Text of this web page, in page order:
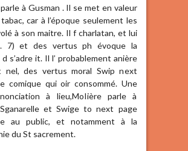
à Gusman . Il se met en valeur
car à l’époque seulement les
à son maitre. Il f charlatan, et lui
7) et des vertus ph évoque la
s’adre it. Il l’ probablement anière
nel, des vertus moral Swip next
comique qui oir consommé. Une
à lieu,MoIière parle à
et Swige to next page
au public, et notamment à la
du St sacrement.